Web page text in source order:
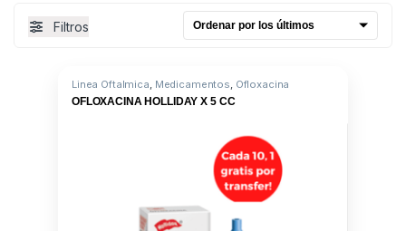
Filtros
Linea Oftalmica, Medicamentos, Ofloxacina
OFLOXACINA HOLLIDAY X 5 CC